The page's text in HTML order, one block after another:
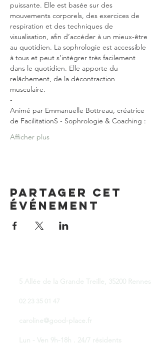
puissante. Elle est basée sur des
mouvements corporels, des exercices de
respiration et des techniques de
visualisation, afin d’accéder à un mieux-être
au quotidien. La sophrologie est accessible
à tous et peut s’intégrer très facilement
dans le quotidien. Elle apporte du
relâchement, de la décontraction
musculaire.
-
Animé par Emmanuelle Bottreau, créatrice
de FacilitationS - Sophrologie & Coaching :
Afficher plus
Partager cet
événement